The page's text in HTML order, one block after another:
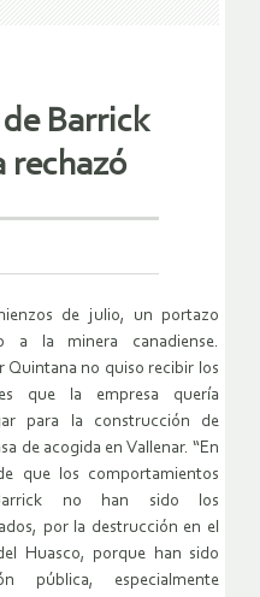
Barrick
rechazó
de julio, un portazo
a la minera canadiense.
Quintana no quiso recibir los
que la empresa quería
para la construcción de
de acogida en Vallenar. “En
que los comportamientos
no han sido los
por la destrucción en el
Huasco, porque han sido
pública, especialmente